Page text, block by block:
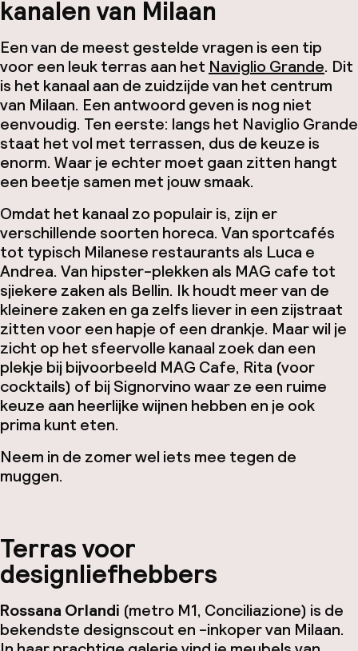
kanalen van Milaan
Een van de meest gestelde vragen is een tip
voor een leuk terras aan het Naviglio Grande. Dit
is het kanaal aan de zuidzijde van het centrum
van Milaan. Een antwoord geven is nog niet
eenvoudig. Ten eerste: langs het Naviglio Grande
staat het vol met terrassen, dus de keuze is
enorm. Waar je echter moet gaan zitten hangt
een beetje samen met jouw smaak.
Omdat het kanaal zo populair is, zijn er
verschillende soorten horeca. Van sportcafés
tot typisch Milanese restaurants als Luca e
Andrea. Van hipster-plekken als MAG cafe tot
sjiekere zaken als Bellin. Ik houdt meer van de
kleinere zaken en ga zelfs liever in een zijstraat
zitten voor een hapje of een drankje. Maar wil je
zicht op het sfeervolle kanaal zoek dan een
plekje bij bijvoorbeeld MAG Cafe, Rita (voor
cocktails) of bij Signorvino waar ze een ruime
keuze aan heerlijke wijnen hebben en je ook
prima kunt eten.
Neem in de zomer wel iets mee tegen de
muggen.
Terras voor
designliefhebbers
Rossana Orlandi (metro M1, Conciliazione) is de
bekendste designscout en -inkoper van Milaan.